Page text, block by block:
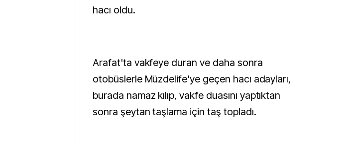
hacı oldu.
Arafat'ta vakfeye duran ve daha sonra
otobüslerle Müzdelife'ye geçen hacı adayları,
burada namaz kılıp, vakfe duasını yaptıktan
sonra şeytan taşlama için taş topladı.